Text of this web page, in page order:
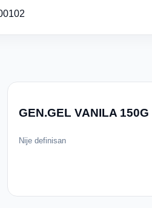
GEN.GEL VANILA 150G
Nije definisan